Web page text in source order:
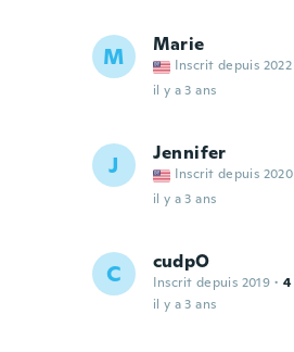
M Marie
Inscrit depuis 2022
il y a 3 ans
J Jennifer
Inscrit depuis 2020
il y a 3 ans
C cudpO
Inscrit depuis 2019 · 4
il y a 3 ans